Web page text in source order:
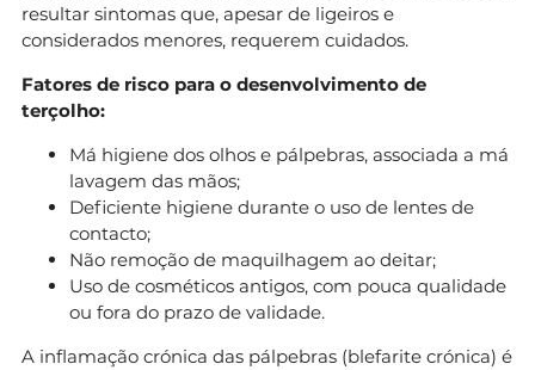
resultar sintomas que, apesar de ligeiros e
considerados menores, requerem cuidados.
Fatores de risco para o desenvolvimento de
terçolho:
Má higiene dos olhos e pálpebras, associada a má
lavagem das mãos;
Deficiente higiene durante o uso de lentes de
contacto;
Não remoção de maquilhagem ao deitar;
Uso de cosméticos antigos, com pouca qualidade
ou fora do prazo de validade.
A inflamação crónica das pálpebras (blefarite crónica) é